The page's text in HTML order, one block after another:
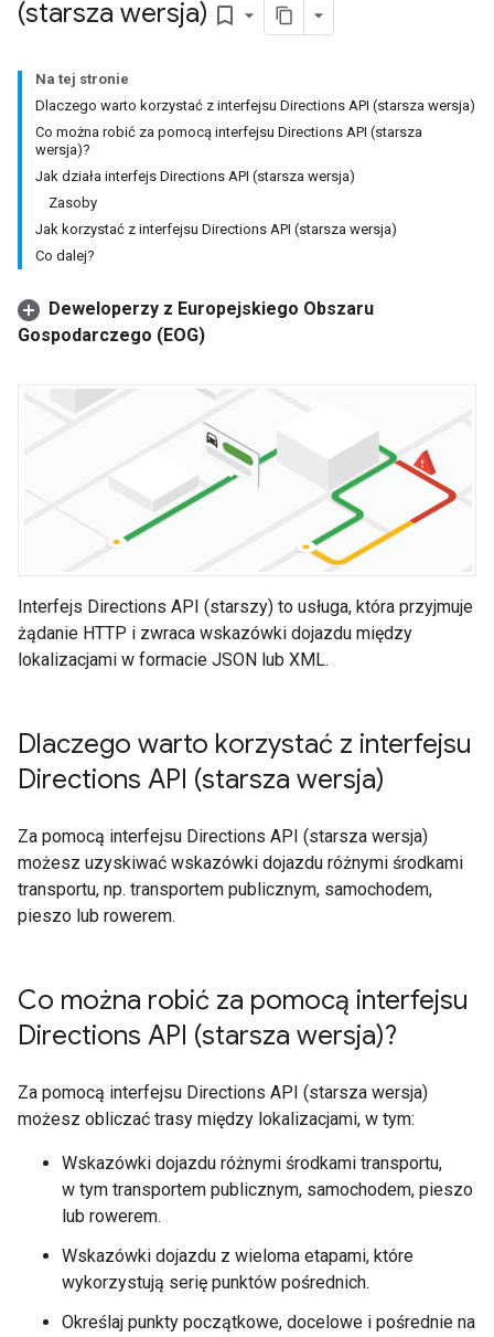
(starsza wersja) bookmark_border
Na tej stronie
Dlaczego warto korzystać z interfejsu Directions API (starsza wersja)
Co można robić za pomocą interfejsu Directions API (starsza
wersja)?
Jak działa interfejs Directions API (starsza wersja)
Zasoby
Jak korzystać z interfejsu Directions API (starsza wersja)
Co dalej?
Deweloperzy z Europejskiego Obszaru
Gospodarczego (EOG)
Interfejs Directions API (starszy) to usługa, która przyjmuje
żądanie HTTP i zwraca wskazówki dojazdu między
lokalizacjami w formacie JSON lub XML.
Dlaczego warto korzystać z interfejsu
Directions API (starsza wersja)
Za pomocą interfejsu Directions API (starsza wersja)
możesz uzyskiwać wskazówki dojazdu różnymi środkami
transportu, np. transportem publicznym, samochodem,
pieszo lub rowerem.
Co można robić za pomocą interfejsu
Directions API (starsza wersja)?
Za pomocą interfejsu Directions API (starsza wersja)
możesz obliczać trasy między lokalizacjami, w tym:
Wskazówki dojazdu różnymi środkami transportu,
w tym transportem publicznym, samochodem, pieszo
lub rowerem.
Wskazówki dojazdu z wieloma etapami, które
wykorzystują serię punktów pośrednich.
Określaj punkty początkowe, docelowe i pośrednie na